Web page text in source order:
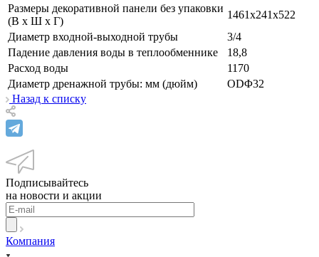
Размеры декоративной панели без упаковки
(В х Ш х Г)
1461х241х522
Диаметр входной-выходной трубы
3/4
Падение давления воды в теплообменнике
18,8
Расход воды
1170
Диаметр дренажной трубы: мм (дюйм)
ODΦ32
Назад к списку
Подписывайтесь
на новости и акции
Компания